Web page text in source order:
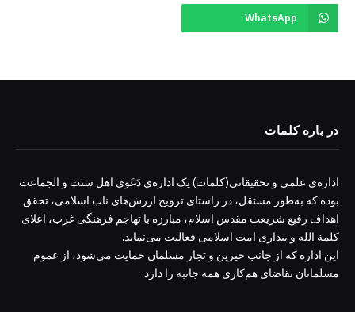
WhatsApp
در باره کلمات
اداره‌ی علمی و تحقیقاتی(کلمات) یک اداره‌ی دَعَوی اهل سنت و الجماعت
بوده که به‌طور مستقل، در راستای ترویج ارزش‌های ناب اسلامی، تحقق
اهداف رفیع شریعت مقدس اسلام، مبارزه با تهاجم فرهنگی غرب، اعلای
کلمة الله و بیداری امت اسلامی فعالیت می‌نماید.
این اداره که از جانب خیرین و تجار مسلمان حمایت می‌شود، از عموم
مسلمانان تقاضای هم‌کاری همه جانبه را دارد.